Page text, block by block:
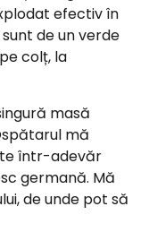
efectiv în
de un verde
colț, la
masă
mă
într-adevăr
germană. Mă
de unde pot să